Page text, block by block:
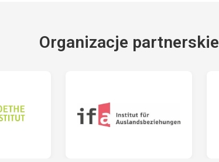
Organizacje partnerskie